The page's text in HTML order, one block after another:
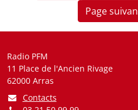
Page
Radio PFM
11 Place de l'Ancien Rivage
62000 Arras
Contacts